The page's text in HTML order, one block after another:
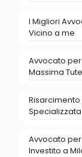
I Migliori
Vicino a me
Avvocato per
Massima
Risarcimento
Specializzata
Avvocato
Investito a